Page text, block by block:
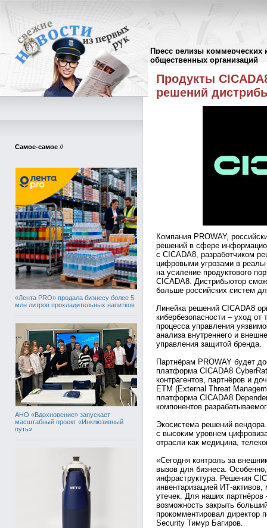
Пресс релизы коммерческих
общественных организаций
Самое-самое //
«Лента PRO» продала бизнесу более 5
млн литров прохладительных напитков
АНО «Вдохновение» запускает
масштабный проект «Инклюзивный
путь»
Пресс-релизы//
Продукты
решений
Компания PROWAY,
решений в сфере
с CICADA8, разработчиком
цифровыми угрозами в
на усиление продуктового
CICADA8. Дистрибьютор
больше российских систем
Линейка решений CICADA8
кибербезопасности – уход от
процесса управления
анализа внутреннего и
управления защитой бренда.
Партнёрам PROWAY будет
платформа CICADA8
контрагентов, партнёров и
ETM (External Threat
платформа CICADA8
компонентов
Экосистема решений вендора
с высоким уровнем
отрасли как медицина,
«Сегодня контроль за
вызов для бизнеса.
инфраструктура. Решения
инвентаризацией ИТ-
утечек. Для наших партнёров
возможность закрыть
прокомментировал директор
Security Тимур Багиров.